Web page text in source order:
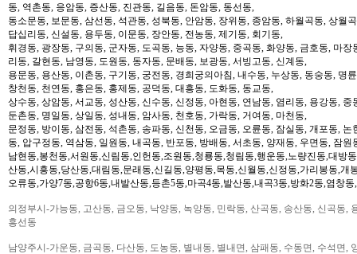
동, 역촌동, 응암동, 증산동, 진관동, 길음동, 돈암동, 동선동,
동소문동, 보문동, 삼선동, 석관동, 성북동, 안암동, 장위동, 종암동, 하월곡동, 상월
답십리동, 신설동, 용두동, 이문동, 장안동, 전농동, 제기동, 회기동,
휘경동, 광장동, 구의동, 군자동, 도곡동, 능동, 자양동, 중곡동, 화양동, 금호동, 마
리동, 갈현동, 남영동, 도원동, 동자동, 문배동, 보광동, 서빙고동, 신계동,
용문동, 용산동, 이촌동, 구기동, 궁전동, 경희궁의아침, 내수동, 누상동, 동숭동, 명
창천동, 천연동, 홍은동, 홍제동, 공덕동, 대흥동, 도화동, 동교동,
상수동, 상암동, 서교동, 성산동, 신수동, 신정동, 아현동, 연남동, 염리동, 용강동,
둔촌동, 명일동, 상일동, 성내동, 암사동, 천호동, 가락동, 거여동, 마천동,
문정동, 방이동, 삼전동, 석촌동, 송파동, 신천동, 오금동, 오륜동, 잠실동, 개포동,
동, 압구정동, 역삼동, 일원동, 내곡동, 반포동, 방배동, 서초동, 양재동, 우면동, 잠원
남현동,봉천동,서원동,신림동,인헌동,조원동,청룡동,청림동,행운동,노량진동,대방
산동,시흥동,당산동,대림동,문래동,신길동,양평동,목동,신월동,신정동,가리봉동,개
오류동,가양7동,공항6동,내발산동,등촌5동,마곡4동,발산동,내곡3동,방화2동,염창동
의정부시-가능동, 고산동, 금오동, 낙양동, 녹양동, 민락동, 산곡동, 송산동, 신곡동,
흥선동
남양주시-가운동, 금곡동, 다산동, 도농동, 별내동, 별내면, 삼패동, 수동면, 수석면,